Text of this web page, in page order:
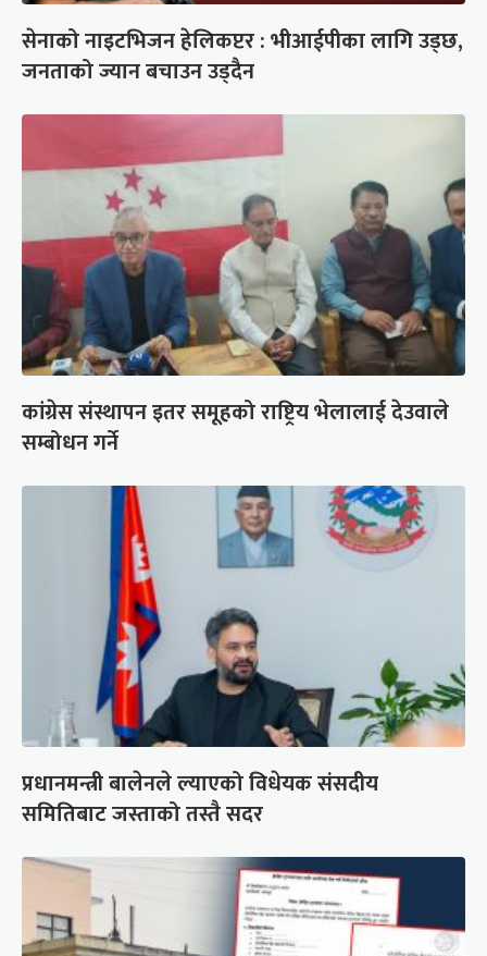
सेनाको नाइटभिजन हेलिकप्टर : भीआईपीका लागि उड्छ,
जनताको ज्यान बचाउन उड्दैन
कांग्रेस संस्थापन इतर समूहको राष्ट्रिय भेलालाई देउवाले
सम्बोधन गर्ने
प्रधानमन्त्री बालेनले ल्याएको विधेयक संसदीय
समितिबाट जस्ताको तस्तै सदर